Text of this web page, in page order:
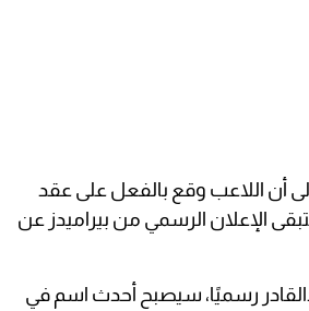
أن اللاعب وقع بالفعل على عقد
يتبقى الإعلان الرسمي من بيراميدز عن
رسميًا، سيصبح أحدث اسم في